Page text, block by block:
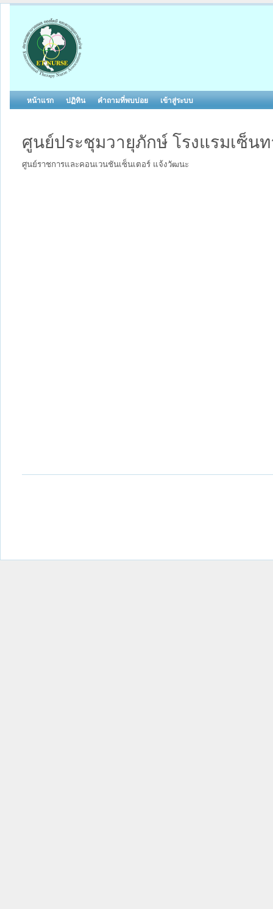
หน้าแรก ปฏิทิน คำถามที่พบบ่อย เข้าสู่ระบบ
ศูนย์ประชุมวายุภักษ์ โรงแรมเซ็น
ศูนย์ราชการและคอนเวนชันเซ็นเตอร์ แจ้งวัฒนะ